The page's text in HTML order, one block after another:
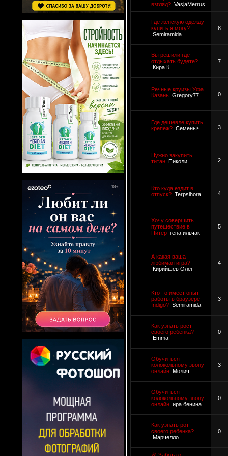
взгляд? VasjaMerrus
Где женскую одежду
купить я могу?
Semiramida
8
Вы решили где
отдыхать будете?
Кира К.
7
Речные круизы Уфа
Казань Gregory77 0
Где дешевле купить
крепеж? Семеныч 3
Нужно закупить
титан
Пиколи 2
Кто куда ездит в
отпуск? Terpsihora 4
Хочу совершить
путешествие в
Питер гена ильчак
5
А какая ваша
любимая игра?
Кирийшев Олег
4
Кто-то имеет опыт
работы в браузере
Indigo? Semiramida
3
Как узнать рост
своего ребенка?
Emma
0
Обучиться
колокольному звону
онлайн Молич
3
Обучиться
колокольному звону
онлайн ира бенина
0
Как узнать рот
своего ребенка?
Марчелло
0